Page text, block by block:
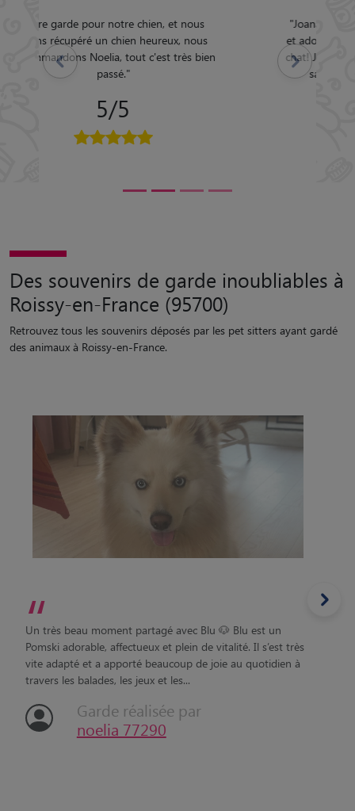
" Joana c'est une cat sitter géniale, gentille
et adorable, elle s'est bien occupée de mon
chat! J'ai pu passer mes vacances en calme,
sachant que mon chat va bien! Je
Précédent Suivant
Des souvenirs de garde inoubliables à
Roissy-en-France (95700)
Retrouvez tous les souvenirs déposés par les pet sitters ayant gardé
des animaux à Roissy-en-France.
“
Un très beau moment partagé avec Blu 🐶 Blu est un
Pomski adorable, affectueux et plein de vitalité. Il s’est très
vite adapté et a apporté beaucoup de joie au quotidien à
travers les balades, les jeux et les...
Garde réalisée par
noelia 77290